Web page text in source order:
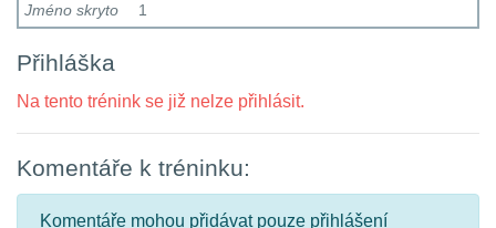
Jméno skryto
1
Přihláška
Na tento trénink se již nelze přihlásit.
Komentáře k tréninku:
Komentáře mohou přidávat pouze přihlášení